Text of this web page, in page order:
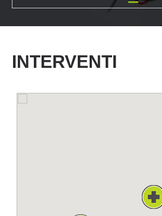
INTERVENTI